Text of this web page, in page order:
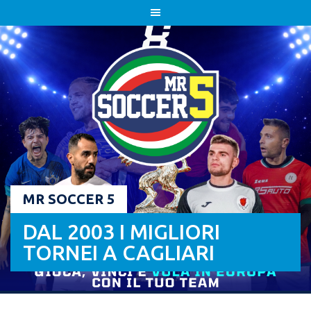
to
content
MR SOCCER 5
DAL 2003 I MIGLIORI
TORNEI A CAGLIARI